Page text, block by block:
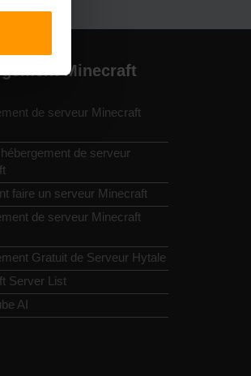
Minecraft
de serveur Minecraft
de serveur
faire un serveur Minecraft
de serveur Minecraft
Gratuit de Serveur Hytale
Server List
AI